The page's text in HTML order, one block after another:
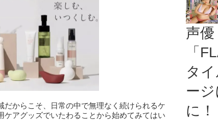
からこそ、日常の中で無理なく続けられるケ
アグッズでいたわることから始めてみてはい
声
「
タ
ー
に！